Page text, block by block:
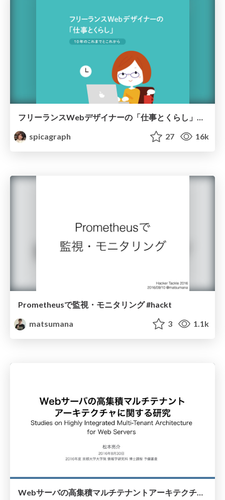
フリーランスWebデザイナーの「仕事とくらし」10年のこれまでとこれから
spicagraph
27 16k
Prometheusで監視・モニタリング #hackt
matsumana
3 1.1k